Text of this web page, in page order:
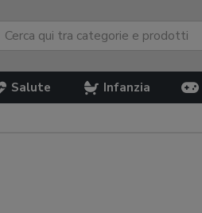
Salute Infanzia